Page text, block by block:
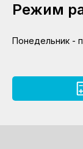
Режим
Понедельник -